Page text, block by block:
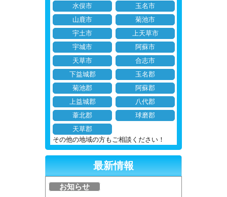
水俣市
玉名市
山鹿市
菊池市
宇土市
上天草市
宇城市
阿蘇市
天草市
合志市
下益城郡
玉名郡
菊池郡
阿蘇郡
上益城郡
八代郡
葦北郡
球磨郡
天草郡
その他の地域の方もご相談ください！
最新情報
お知らせ